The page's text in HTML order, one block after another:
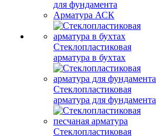
для фундамента
Арматура АСК
Стеклопластиковая
арматура в бухтах
Стеклопластиковая
арматура для фундамента
Стеклопластиковая